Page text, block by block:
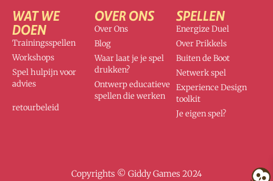
WAT WE
DOEN
Trainingsspellen
Workshops
Spel hulpijn voor
advies
retourbeleid
OVER ONS
Over Ons
Blog
Waar laat je je spel
drukken?
Ontwerp educatieve
spellen die werken
SPELLEN
Energize Duel
Over Prikkels
Buiten de Boot
Netwerk spel
Experience Design
toolkit
Je eigen spel?
Copyrights © Giddy Games 2024